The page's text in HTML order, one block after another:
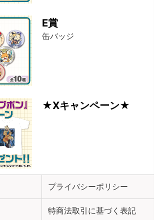
E賞
缶バッジ
★Xキャンペーン★
プライバシーポリシー
特商法取引に基づく表記